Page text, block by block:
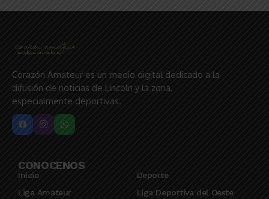
Corazón Amateur es un medio digital dedicado a la
difusión de noticias de Lincoln y la zona,
especialmente deportivas.
CONOCENOS
Inicio
Deporte
Liga Amateur
Liga Deportiva del Oeste